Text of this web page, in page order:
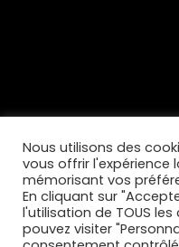
Nous utilisons des
vous offrir l'expérience
mémorisant vos
En cliquant sur
l'utilisation de TOUS
pouvez visiter